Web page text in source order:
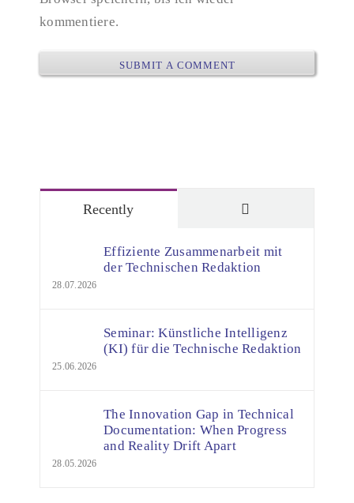
kommentiere.
Recently
Effiziente Zusammenarbeit mit
der Technischen Redaktion
28.07.2026
Seminar: Künstliche Intelligenz
(KI) für die Technische Redaktion
25.06.2026
The Innovation Gap in Technical
Documentation: When Progress
and Reality Drift Apart
28.05.2026